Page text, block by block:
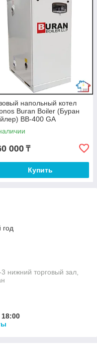
напольный котел
Buran Boiler (Буран
BB-400 GA
000 ₸
Купить
год
нижний торговый зал,